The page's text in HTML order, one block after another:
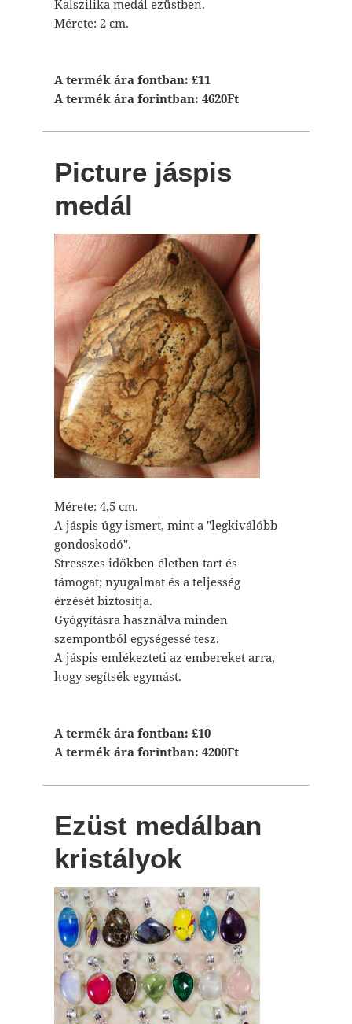
Kalszilika medál ezüstben.
Mérete: 2 cm.
A termék ára fontban: £11
A termék ára forintban: 4620Ft
Picture jáspis
medál
Mérete: 4,5 cm.
A jáspis úgy ismert, mint a "legkiválóbb
gondoskodó".
Stresszes időkben életben tart és
támogat; nyugalmat és a teljesség
érzését biztosítja.
Gyógyításra használva minden
szempontból egységessé tesz.
A jáspis emlékezteti az embereket arra,
hogy segítsék egymást.
A termék ára fontban: £10
A termék ára forintban: 4200Ft
Ezüst medálban
kristályok